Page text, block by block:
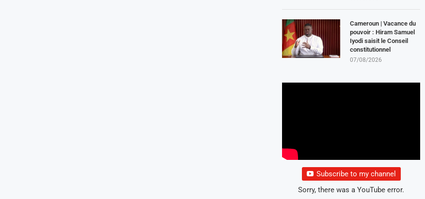
Cameroun | Vacance du
pouvoir : Hiram Samuel
Iyodi saisit le Conseil
constitutionnel
07/08/2026
Subscribe to my channel
Sorry, there was a YouTube error.